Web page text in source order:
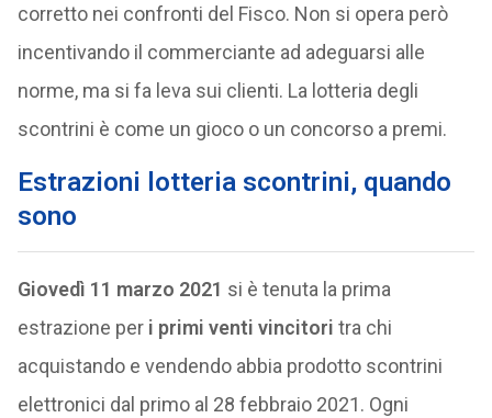
corretto nei confronti del Fisco. Non si opera però
incentivando il commerciante ad adeguarsi alle
norme, ma si fa leva sui clienti. La lotteria degli
scontrini è come un gioco o un concorso a premi.
Estrazioni lotteria scontrini, quando
sono
Giovedì 11 marzo 2021 si è tenuta la prima
estrazione per i primi venti vincitori tra chi
acquistando e vendendo abbia prodotto scontrini
elettronici dal primo al 28 febbraio 2021. Ogni